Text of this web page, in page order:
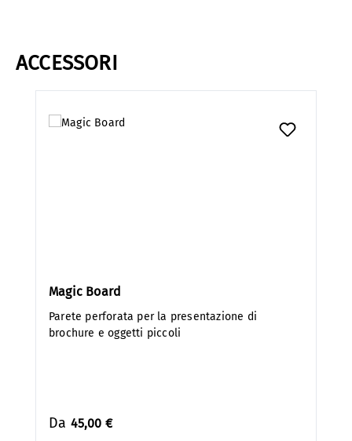
ACCESSORI
Magic Board
Parete perforata per la presentazione di
brochure e oggetti piccoli
Da 45,00 €